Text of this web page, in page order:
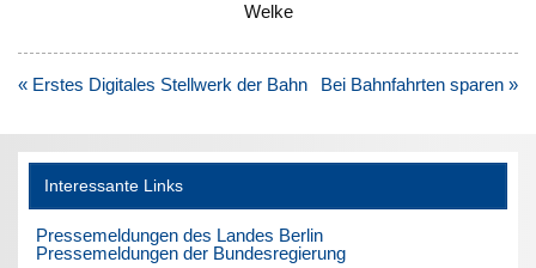
Welke
Beitragsnavigation
« Erstes Digitales Stellwerk der Bahn Bei Bahnfahrten sparen »
Interessante Links
Pressemeldungen des Landes Berlin
Pressemeldungen der Bundesregierung